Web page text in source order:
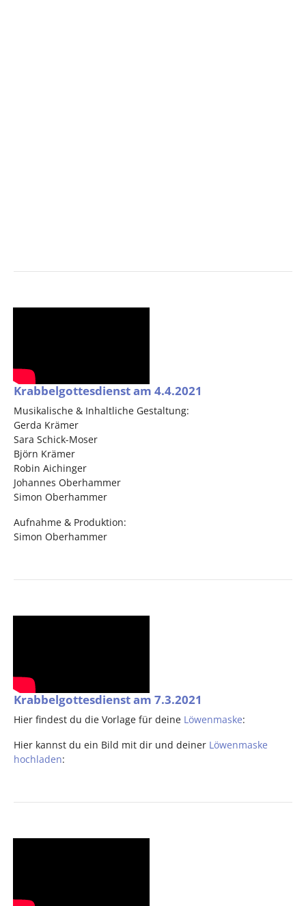
Krabbelgottesdienst am 4.4.2021
Musikalische & Inhaltliche Gestaltung:
Gerda Krämer
Sara Schick-Moser
Björn Krämer
Robin Aichinger
Johannes Oberhammer
Simon Oberhammer
Aufnahme & Produktion:
Simon Oberhammer
Krabbelgottesdienst am 7.3.2021
Hier findest du die Vorlage für deine Löwenmaske:
Hier kannst du ein Bild mit dir und deiner Löwenmaske
hochladen: